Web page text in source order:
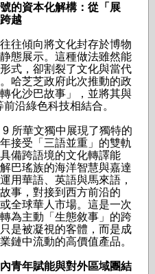
的資本化解構：從「展
越
往傾向將文化封存於博物
態展示。這種做法雖然能
式，卻割裂了文化與當代
哈芝芝政府此次推動的政
化沙巴故事」，並將其與
前沿綠色科技相結合。
所華文獨中展現了獨特的
接受「三語並重」的雙軌
備跨語境的文化轉譯能
巴瑤族的海洋智慧與嘉達
用華語、英語與馬來語，
事，對接到西方前沿的
全球華人市場。這是一次
為主動「生態敘事」的跨
是被凝視的客體，而是成
鏈中流動的高價值產品。
青年賦能與對外區域團結